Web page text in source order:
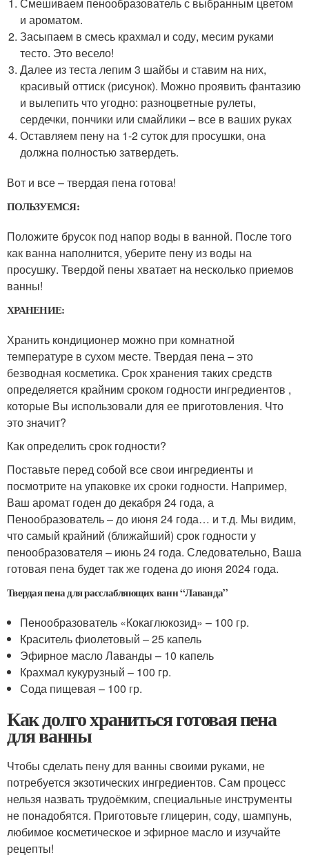
и ароматом.
Засыпаем в смесь крахмал и соду, месим руками
тесто. Это весело!
Далее из теста лепим 3 шайбы и ставим на них,
красивый оттиск (рисунок). Можно проявить фантазию
и вылепить что угодно: разноцветные рулеты,
сердечки, пончики или смайлики – все в ваших руках
Оставляем пену на 1-2 суток для просушки, она
должна полностью затвердеть.
Вот и все – твердая пена готова!
ПОЛЬЗУЕМСЯ:
Положите брусок под напор воды в ванной. После того
как ванна наполнится, уберите пену из воды на
просушку. Твердой пены хватает на несколько приемов
ванны!
ХРАНЕНИЕ:
Хранить кондиционер можно при комнатной
температуре в сухом месте. Твердая пена – это
безводная косметика. Срок хранения таких средств
определяется крайним сроком годности ингредиентов ,
которые Вы использовали для ее приготовления. Что
это значит?
Как определить срок годности?
Поставьте перед собой все свои ингредиенты и
посмотрите на упаковке их сроки годности. Например,
Ваш аромат годен до декабря 24 года, а
Пенообразователь – до июня 24 года… и т.д. Мы видим,
что самый крайний (ближайший) срок годности у
пенообразователя – июнь 24 года. Следовательно, Ваша
готовая пена будет так же годена до июня 2024 года.
Твердая пена для расслабляющих ванн “Лаванда”
Пенообразователь «Кокаглюкозид» – 100 гр.
Краситель фиолетовый – 25 капель
Эфирное масло Лаванды – 10 капель
Крахмал кукурузный – 100 гр.
Сода пищевая – 100 гр.
Как долго храниться готовая пена
для ванны
Чтобы сделать пену для ванны своими руками, не
потребуется экзотических ингредиентов. Сам процесс
нельзя назвать трудоёмким, специальные инструменты
не понадобятся. Приготовьте глицерин, соду, шампунь,
любимое косметическое и эфирное масло и изучайте
рецепты!